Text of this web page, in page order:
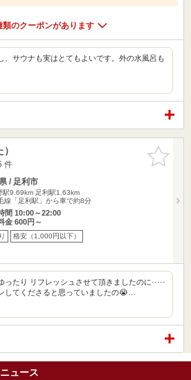
類のクーポンがあります
、サウナも実はとてもよいです。外の水風呂も
お気に入
りに追加
件
/ 足利市
駅9.69km 足利駅1.63km
線「足利駅」から車で約8分
間 10:00～22:00
金 600円～
格安（1,000円以下）
ったり リフレッシュさせて頂きましたのに·····
してくださると思っていましたの😭…
ュース